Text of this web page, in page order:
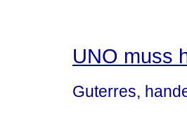
UNO muss
Guterres,